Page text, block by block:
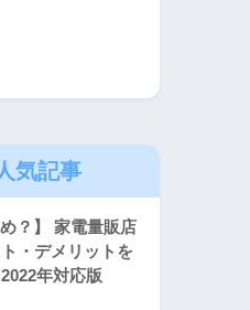
気記事
？】 家電量販店
・デメリットを
年対応版